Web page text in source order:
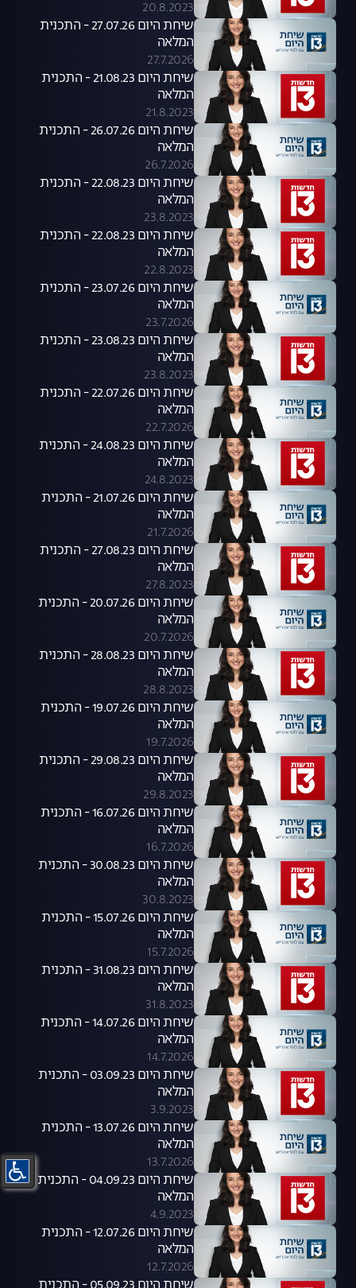
20.8.2023
שיחת היום 27.07.26 - התכנית
המלאה
27.7.2026
שיחת היום 21.08.23 - התכנית
המלאה
21.8.2023
שיחת היום 26.07.26 - התכנית
המלאה
26.7.2026
שיחת היום 22.08.23 - התכנית
המלאה
23.8.2023
שיחת היום 22.08.23 - התכנית
המלאה
22.8.2023
שיחת היום 23.07.26 - התכנית
המלאה
23.7.2026
שיחת היום 23.08.23 - התכנית
המלאה
23.8.2023
שיחת היום 22.07.26 - התכנית
המלאה
22.7.2026
שיחת היום 24.08.23 - התכנית
המלאה
24.8.2023
שיחת היום 21.07.26 - התכנית
המלאה
21.7.2026
שיחת היום 27.08.23 - התכנית
המלאה
27.8.2023
שיחת היום 20.07.26 - התכנית
המלאה
20.7.2026
שיחת היום 28.08.23 - התכנית
המלאה
28.8.2023
שיחת היום 19.07.26 - התכנית
המלאה
19.7.2026
שיחת היום 29.08.23 - התכנית
המלאה
29.8.2023
שיחת היום 16.07.26 - התכנית
המלאה
16.7.2026
שיחת היום 30.08.23 - התכנית
המלאה
30.8.2023
שיחת היום 15.07.26 - התכנית
המלאה
15.7.2026
שיחת היום 31.08.23 - התכנית
המלאה
31.8.2023
שיחת היום 14.07.26 - התכנית
המלאה
14.7.2026
שיחת היום 03.09.23 - התכנית
המלאה
3.9.2023
שיחת היום 13.07.26 - התכנית
המלאה
13.7.2026
שיחת היום 04.09.23 - התכנית
המלאה
4.9.2023
שיחת היום 12.07.26 - התכנית
המלאה
12.7.2026